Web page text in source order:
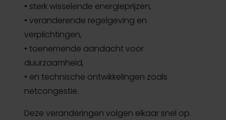
• sterk wisselende energieprijzen,
• veranderende regelgeving en
verplichtingen,
• toenemende aandacht voor
duurzaamheid,
• en technische ontwikkelingen zoals
netcongestie.
Deze veranderingen volgen elkaar snel op.